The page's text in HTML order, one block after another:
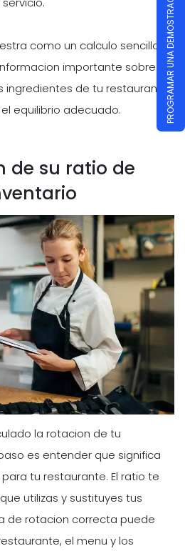
como un calculo sencillo
importante sobre el
ingredientes de tu restaurante
equilibrio adecuado.
de su ratio de
la rotacion de tu
es entender que significa
tu restaurante. El ratio te
utilizas y sustituyes tus
de rotacion correcta puede
el menu y los
PROGRAMAR UNA DEMOSTRACIÓN